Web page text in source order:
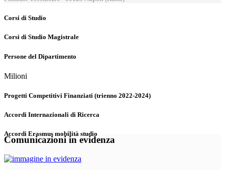
Corsi di Studio
Corsi di Studio Magistrale
Persone del Dipartimento
Milioni
Progetti Competitivi Finanziati (trienno 2022-2024)
Accordi Internazionali di Ricerca
Accordi Erasmus mobilità studio
Comunicazioni in evidenza